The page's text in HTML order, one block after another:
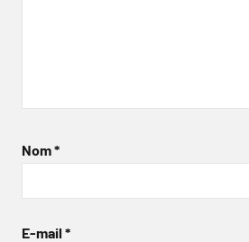
Nom*
E-mail *